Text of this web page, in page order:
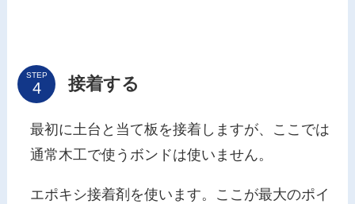
STEP 接着する
最初に土台と当て板を接着しますが、ここでは
通常木工で使うボンドは使いません。
エポキシ接着剤を使います。 ここが最大のポイ